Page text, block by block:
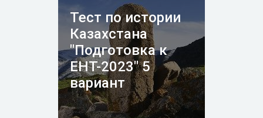
Тест по истории
Казахстана
"Подготовка к
ЕНТ-2023" 5
вариант